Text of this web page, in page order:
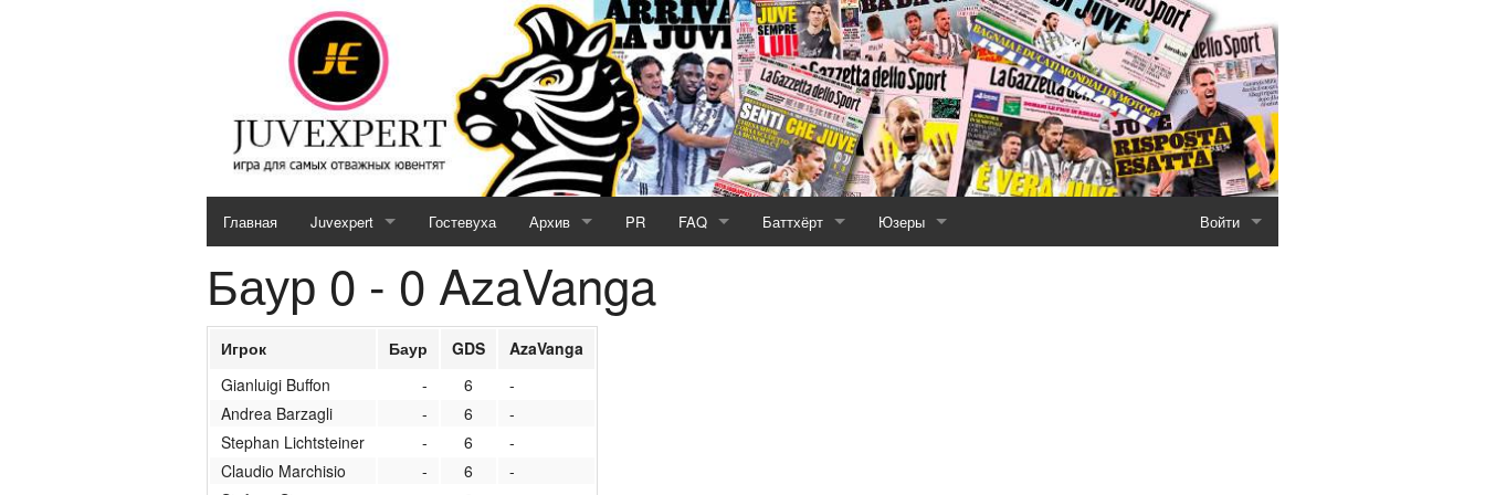
Главная Juvexpert
Serie A (2026 / 2027)
Кубок JE (2026 / 2027)
MotoGP & Biathlon
Новости кубков 2026-27
Гостевуха Архив
2025/2026
2024/2025
PR FAQ Баттхёрт Юзеры Войти
Баур 0 - 0 AzaVanga
Игрок Баур GDS
AzaVanga
Gianluigi Buffon
- 6
-
Andrea Barzagli
- 6
-
Stephan Lichtsteiner
- 6
-
Claudio Marchisio
- 6
-